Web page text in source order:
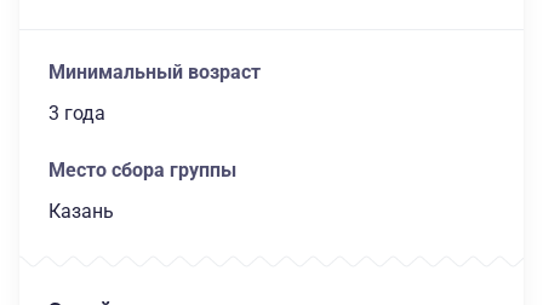
Минимальный возраст
3 года
Место сбора группы
Казань